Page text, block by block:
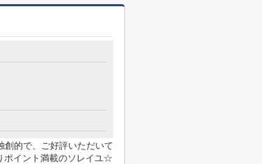
的で、ご好評いただいて
イント満載のソレイユ☆